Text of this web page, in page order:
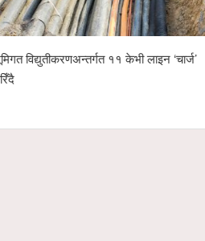
पोखरा उद्योग वाणिज्य संघको नेतृत्व दौड रोचक बन्दै,
चार उम्मेदवारको सम्भावना